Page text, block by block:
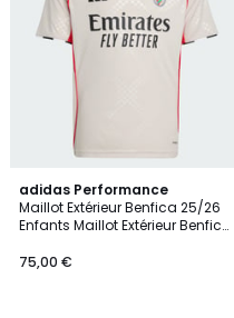
adidas Performance
Maillot Extérieur Benfica 25/26
Enfants Maillot Extérieur Benfica
75,00 €